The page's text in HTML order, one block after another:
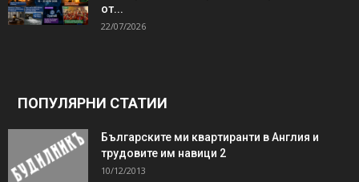
от...
22/07/2026
ПОПУЛЯРНИ СТАТИИ
Българските ми квартиранти в Англия и
трудовите им навици 2
10/12/2013